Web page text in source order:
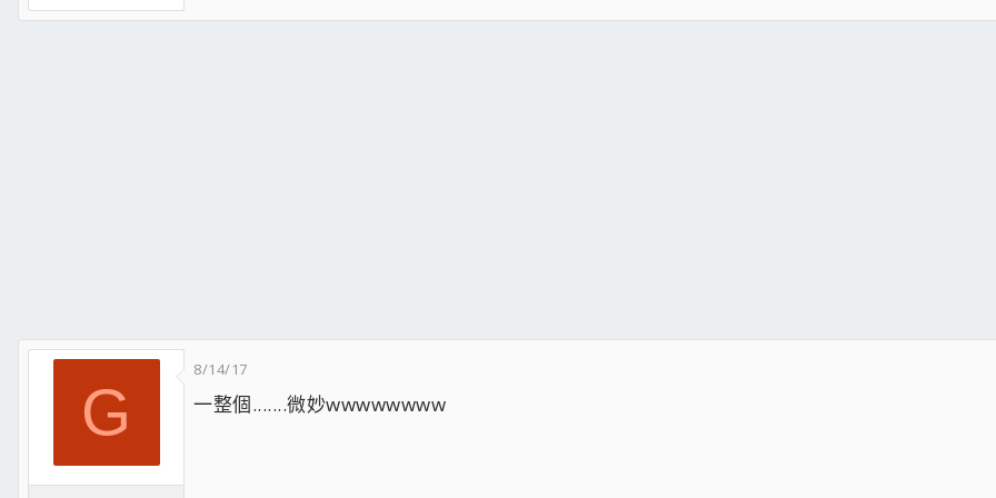
G
8/14/17
一整個.......微妙wwwwwwww